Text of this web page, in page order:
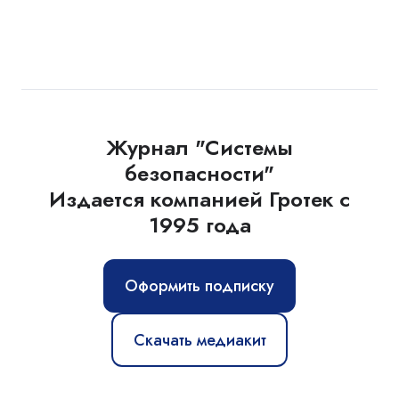
Журнал "Системы
безопасности"
Издается компанией Гротек с
1995 года
Оформить подписку
Скачать медиакит